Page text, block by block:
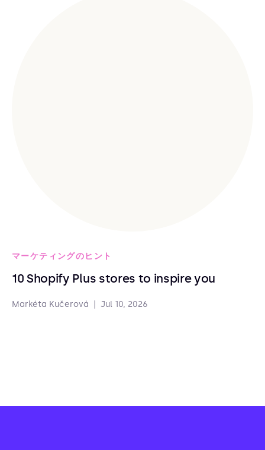
マーケティングのヒント
10 Shopify Plus stores to inspire you
Markéta Kučerová Jul 10, 2026